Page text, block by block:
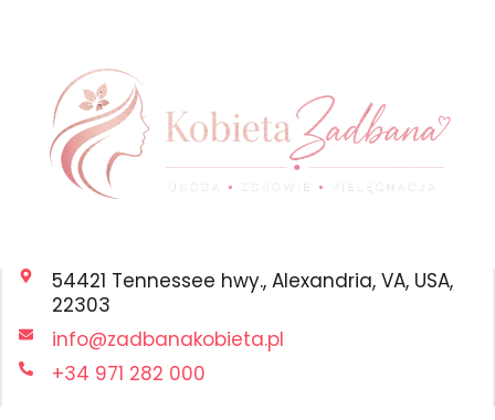
54421 Tennessee hwy., Alexandria, VA, USA,
22303
info@zadbanakobieta.pl
+34 971 282 000